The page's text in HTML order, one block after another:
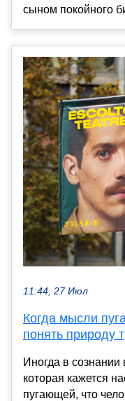
сыном покойного
11:44, 27 Июл
Когда мысли
понять природу
Иногда в
которая кажется
пугающей, что